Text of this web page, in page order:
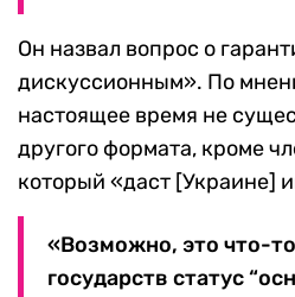
Он назвал вопрос о
дискуссионным». По
настоящее время не
другого формата, кроме
который «даст [Украине]
«Возможно, это что-
государств статус